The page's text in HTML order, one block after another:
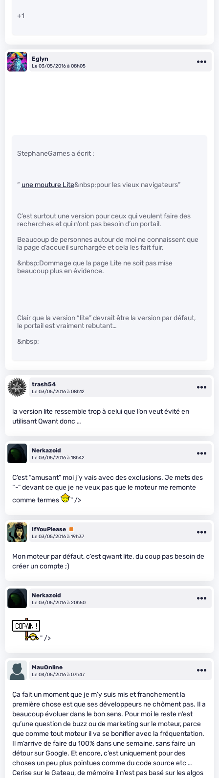
+1
Eglyn
Le 03/05/2016 à 08h05
StephaneGames a écrit :
“ une mouture Lite&nbsp;pour les vieux navigateurs”
C’est surtout une version pour ceux qui veulent faire des
recherches et qui n’ont pas besoin d’un portail.
Beaucoup de personnes autour de moi ne connaissent que
la page d’accueil surchargée et cela les fait fuir.
&nbsp;Dommage que la page Lite ne soit pas mise
beaucoup plus en évidence.
Clair que la version “lite” devrait être la version par défaut,
le portail est vraiment rebutant…
&nbsp;
trash54
Le 03/05/2016 à 08h12
la version lite ressemble trop à celui que l’on veut évité en
utilisant Qwant donc …
Nerkazoid
Le 03/05/2016 à 18h42
C’est “amusant” moi j’y vais avec des exclusions. Je mets des
“-” devant ce que je ne veux pas que le moteur me remonte
comme termes
" />
IfYouPlease Premium
Le 03/05/2016 à 19h37
Mon moteur par défaut, c’est qwant lite, du coup pas besoin de
créer un compte ;)
Nerkazoid
Le 03/05/2016 à 20h50
" />
MauOnline
Le 04/05/2016 à 07h47
Ça fait un moment que je m’y suis mis et franchement la
première chose est que ses développeurs ne chôment pas. Il a
beaucoup évoluer dans le bon sens. Pour moi le reste n’est
qu’une question de buzz ou de marketing sur le moteur, parce
que comme tout moteur il va se bonifier avec la fréquentation.
Il m’arrive de faire du 100% dans une semaine, sans faire un
détour sur Google. Et encore, c’est uniquement pour des
choses un peu plus pointues comme du code source etc …
Cerise sur le Gateau, de mémoire il n’est pas basé sur les algos